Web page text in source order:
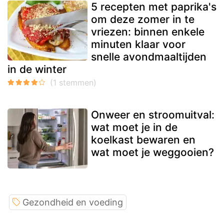
5 recepten met paprika's
om deze zomer in te
vriezen: binnen enkele
minuten klaar voor
snelle avondmaaltijden
in de winter
Onweer en stroomuitval:
wat moet je in de
koelkast bewaren en
wat moet je weggooien?
Gezondheid en voeding